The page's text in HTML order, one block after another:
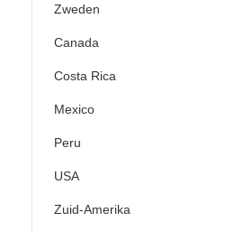
Zweden
Canada
Costa Rica
Mexico
Peru
USA
Zuid-Amerika